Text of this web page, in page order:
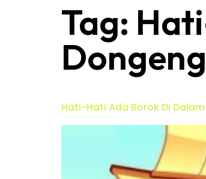
Tag:
Dongeng
Hati-Hati Ada Borok Di